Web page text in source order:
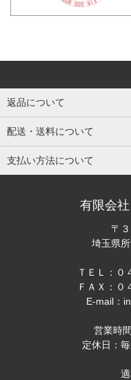
返品について
配送・送料について
支払い方法について
有限会
〒
埼玉県
ＴＥＬ：０
ＦＡＸ：０
E-mail：
営業時
定休日：